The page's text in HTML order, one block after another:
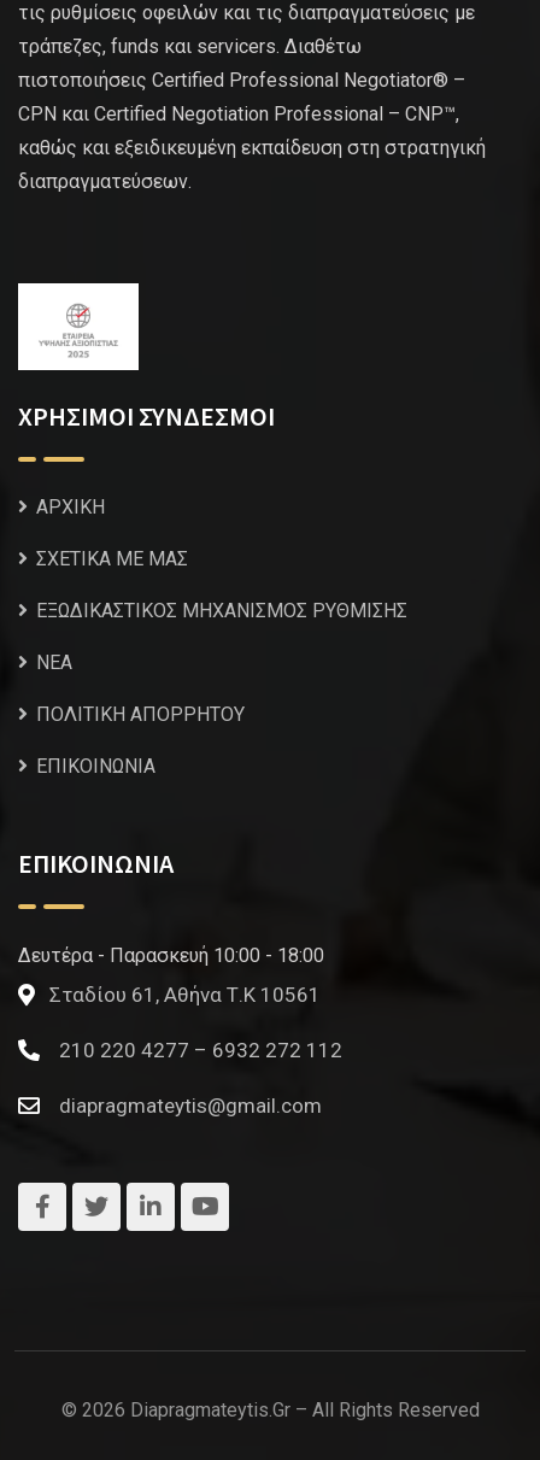
τις ρυθμίσεις οφειλών και τις διαπραγματεύσεις με
τράπεζες, funds και servicers. Διαθέτω
πιστοποιήσεις Certified Professional Negotiator® –
CPN και Certified Negotiation Professional – CNP™,
καθώς και εξειδικευμένη εκπαίδευση στη στρατηγική
διαπραγματεύσεων.
ΧΡΗΣΙΜΟΙ ΣΥΝΔΕΣΜΟΙ
ΑΡΧΙΚΗ
ΣΧΕΤΙΚΑ ΜΕ ΜΑΣ
ΕΞΩΔΙΚΑΣΤΙΚΟΣ ΜΗΧΑΝΙΣΜΟΣ ΡΥΘΜΙΣΗΣ
NEA
ΠΟΛΙΤΙΚΗ ΑΠΟΡΡΗΤΟΥ
ΕΠΙΚΟΙΝΩΝΙΑ
ΕΠΙΚΟΙΝΩΝΙΑ
Δευτέρα - Παρασκευή 10:00 - 18:00
Σταδίου 61, Αθήνα Τ.Κ 10561
210 220 4277 – 6932 272 112
diapragmateytis@gmail.com
© 2026 Diapragmateytis.gr – All Rights Reserved